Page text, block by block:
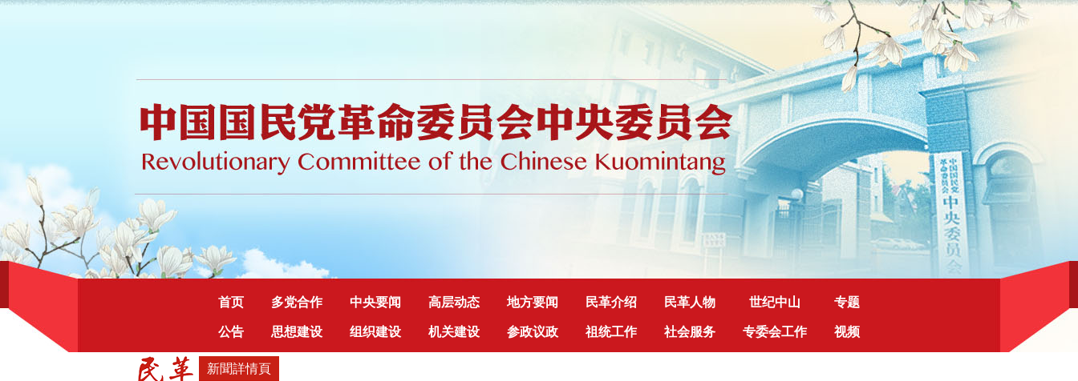
首页 多党合作 中央要闻 高层动态 地方要闻 民革介绍 民革人物 世纪中山 专题
公告 思想建设 组织建设 机关建设 参政议政 祖统工作 社会服务 专委会工作 视频
新聞詳情頁